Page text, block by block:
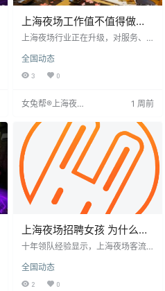
上海夜场工作值不值得做？
南京西路老司机给你算笔实
上海夜场行业正在升级，对服务、
规场子，日结工资可达1200-2000
元，并有包厢提成。但需警惕高薪
全国动态
3 0
女兔帮®上海夜场
1 周前
上海夜场招聘女孩 为什么越
来越多人选择入行？
十年领队经验显示，上海夜场客流
500背后是超6小时站立、记酒水、
辨偏好等高强度工作。夜场靠脑
全国动态
2 0